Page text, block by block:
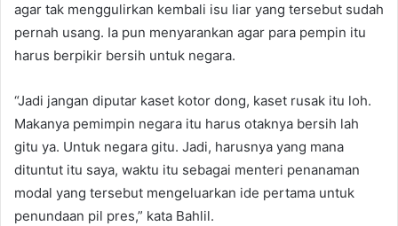
agar tak menggulirkan kembali isu liar yang tersebut sudah
pernah usang. Ia pun menyarankan agar para pempin itu
harus berpikir bersih untuk negara.
“Jadi jangan diputar kaset kotor dong, kaset rusak itu loh.
Makanya pemimpin negara itu harus otaknya bersih lah
gitu ya. Untuk negara gitu. Jadi, harusnya yang mana
dituntut itu saya, waktu itu sebagai menteri penanaman
modal yang tersebut mengeluarkan ide pertama untuk
penundaan pil pres,” kata Bahlil.